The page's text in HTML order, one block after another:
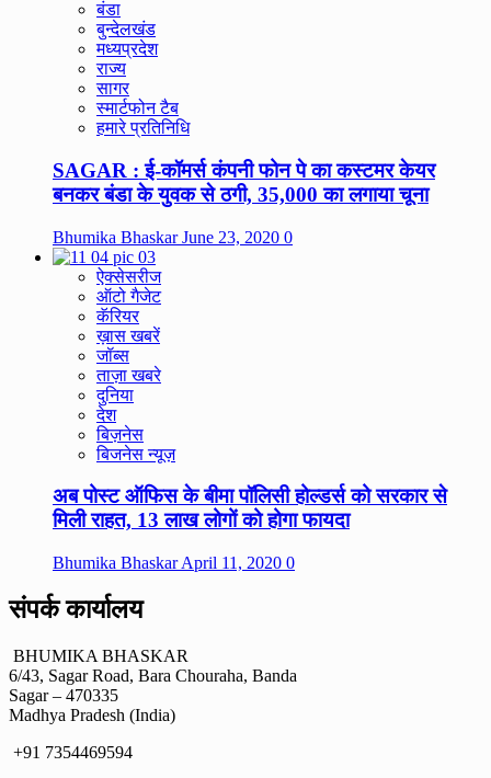
बंडा
बुन्देलखंड
मध्यप्रदेश
राज्य
सागर
स्मार्टफोन टैब
हमारे प्रतिनिधि
SAGAR : ई-कॉमर्स कंपनी फोन पे का कस्टमर केयर
बनकर बंडा के युवक से ठगी, 35,000 का लगाया चूना
Bhumika BhaskarJune 23, 2020 0
ऐक्सेसरीज
ऑटो गैजेट
कॅरियर
ख़ास खबरें
जॉब्स
ताज़ा खबरे
दुनिया
देश
बिज़नेस
बिजनेस न्यूज़
अब पोस्ट ऑफिस के बीमा पॉलिसी होल्डर्स को सरकार से
मिली राहत, 13 लाख लोगों को होगा फायदा
Bhumika BhaskarApril 11, 2020 0
संपर्क कार्यालय
BHUMIKA BHASKAR
6/43, Sagar Road, Bara Chouraha, Banda
Sagar – 470335
Madhya Pradesh (India)
+91 7354469594